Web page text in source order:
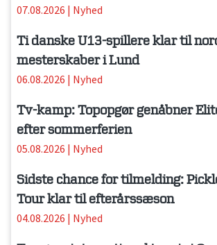
07.08.2026 | Nyhed
Ti danske U13-spillere klar til
mesterskaber i Lund
06.08.2026 | Nyhed
Tv-kamp: Topopgør genåbner
efter sommerferien
05.08.2026 | Nyhed
Sidste chance for tilmelding:
Tour klar til efterårssæson
04.08.2026 | Nyhed